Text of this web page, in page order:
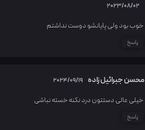
2023/08/02
خوب بود ولی پایانشو دوست نداشتم
پاسخ
محسن جبرائیل زاده 2024/09/19
خیلی عالی دستتون درد نکنه خسته نباشی
پاسخ